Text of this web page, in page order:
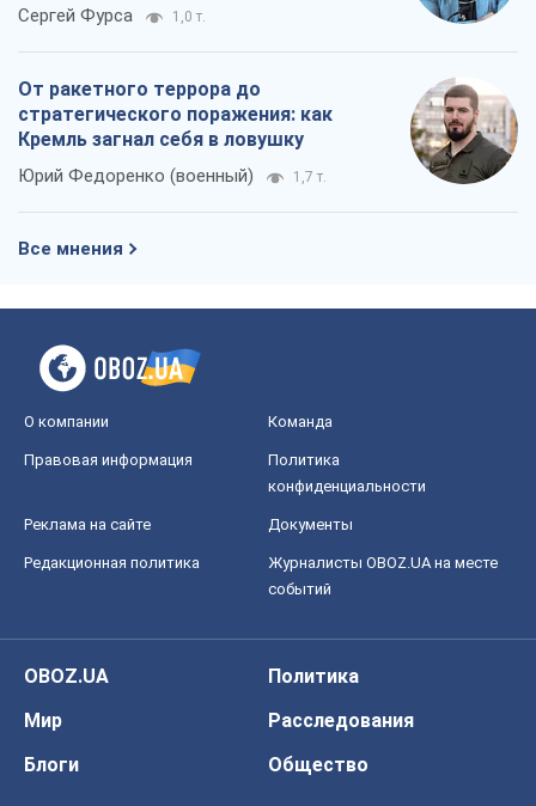
Сергей Фурса 1,0 т.
От ракетного террора до
стратегического поражения: как
Кремль загнал себя в ловушку
Юрий Федоренко (военный) 1,7 т.
Все мнения
О компании Команда
Правовая информация
Политика
конфиденциальности
Реклама на сайте Документы
Редакционная политика
Журналисты OBOZ.UA на месте
событий
OBOZ.UA
Политика
Мир
Расследования
Блоги
Общество